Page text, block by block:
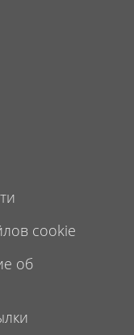
cookie
об